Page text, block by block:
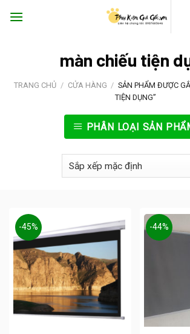
màn chiếu tiện
TRANG CHỦ / CỬA HÀNG / SẢN PHẨM ĐƯỢC
TIỆN DỤNG”
PHÂN LOẠI SẢN
-45% -44%